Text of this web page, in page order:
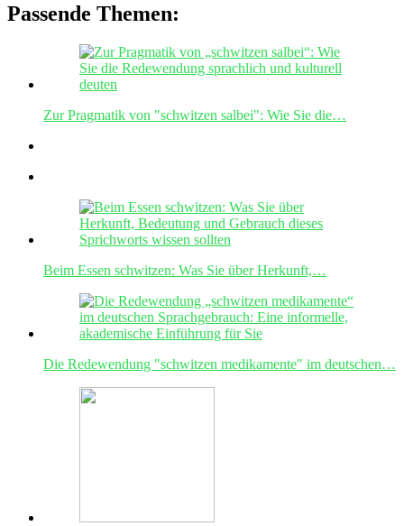
Passende Themen:
Zur Pragmatik von "schwitzen salbei": Wie Sie die…
Beim Essen schwitzen: Was Sie über Herkunft,…
Die Redewendung "schwitzen medikamente" im deutschen…